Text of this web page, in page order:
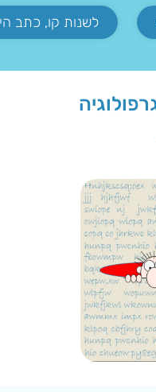
לשנות קו, כתב